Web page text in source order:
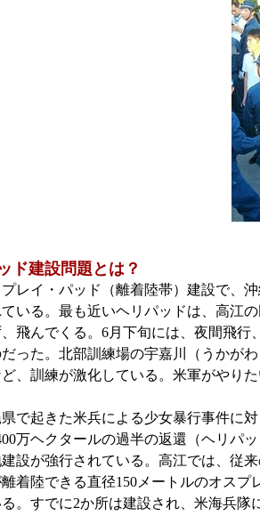
ド建設問題とは？
レイ・パッド（離着陸帯）建設で、
いる。最も近いヘリパッドは、高江
飛んでくる。6月下旬には、夜間飛
った。北部訓練場の宇嘉川（うかが
、訓練が激化している。米軍がやり
で起きた米兵による少女暴行事件に
万ヘクタールの過半の返還（ヘリパ
設が強行されている。高江では、従
着陸できる直径150メートルのオス
。すでに2か所は建設され、米海兵